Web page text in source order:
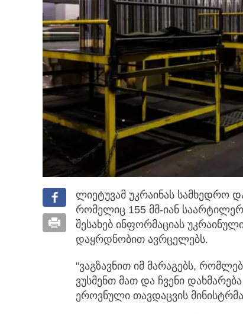
ლიეტუვამ უკრაინას სამხედრო
რომელიც 155 მმ-იან
შესახებ ინფორმაციას
დაყრდნობით ავრცელებს.
"ვაგზავნით იმ მარაგებს,
ვუსმენთ მათ და ჩვენი
ეროვნული თავდაცვის